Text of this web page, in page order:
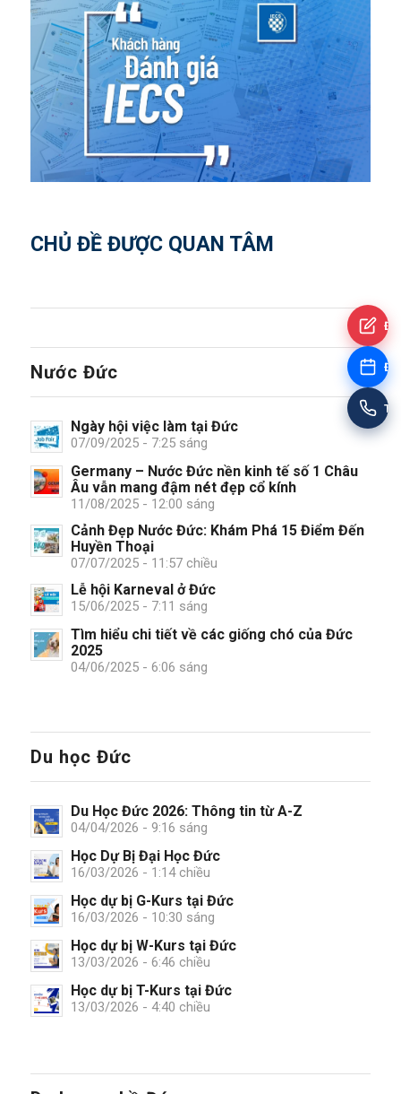
CHỦ ĐỀ ĐƯỢC QUAN TÂM
Nước Đức
Ngày hội việc làm tại Đức
07/09/2025 - 7:25 sáng
Germany – Nước Đức nền kinh tế số 1 Châu
Âu vẫn mang đậm nét đẹp cổ kính
11/08/2025 - 12:00 sáng
Cảnh Đẹp Nước Đức: Khám Phá 15 Điểm Đến
Huyền Thoại
07/07/2025 - 11:57 chiều
Lễ hội Karneval ở Đức
15/06/2025 - 7:11 sáng
Tìm hiểu chi tiết về các giống chó của Đức
2025
04/06/2025 - 6:06 sáng
Du học Đức
Du Học Đức 2026: Thông tin từ A-Z
04/04/2026 - 9:16 sáng
Học Dự Bị Đại Học Đức
16/03/2026 - 1:14 chiều
Học dự bị G-Kurs tại Đức
16/03/2026 - 10:30 sáng
Học dự bị W-Kurs tại Đức
13/03/2026 - 6:46 chiều
Học dự bị T-Kurs tại Đức
13/03/2026 - 4:40 chiều
Tư